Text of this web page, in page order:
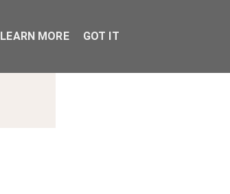
LEARN MORE GOT IT